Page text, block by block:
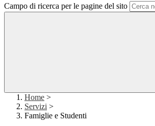
Campo di ricerca per le pagine del sito
Home >
Servizi >
Famiglie e Studenti